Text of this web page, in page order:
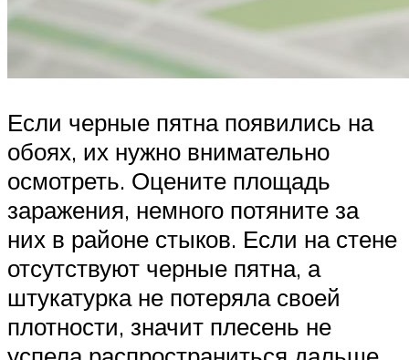
Если черные пятна появились на
обоях, их нужно внимательно
осмотреть. Оцените площадь
заражения, немного потяните за
них в районе стыков. Если на стене
отсутствуют черные пятна, а
штукатурка не потеряла своей
плотности, значит плесень не